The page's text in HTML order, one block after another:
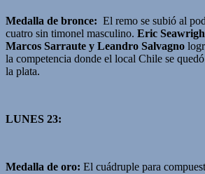
Medalla de bronce: El remo se subió al
cuatro sin timonel masculino. Eric
Marcos Sarraute y Leandro Salvagno
la competencia donde el local Chile se
la plata.
LUNES 23:
Medalla de oro: El cuádruple para